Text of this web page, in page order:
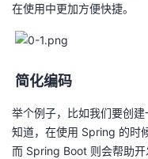
在使用中更加方便快捷。
简化编码
举个例子，比如我们要创
知道，在使用 Spring 的时
而 Spring Boot 则会帮助